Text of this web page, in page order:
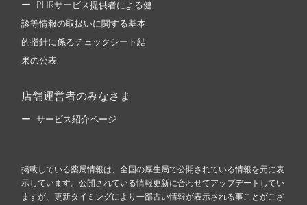
PHRサービス提供者による健
診等情報の取扱いに関する基本
的指針に係るチェックシート結
果の公表
店舗運営者のみなさま
サービス紹介ページ
掲載している薬局情報は、全国の厚生局で公開されている情報を元に表
示しています。公開されている情報更新に合わせてアップデートしてい
ますが、更新タイミングにより一部古い情報が表示される事ことがござ